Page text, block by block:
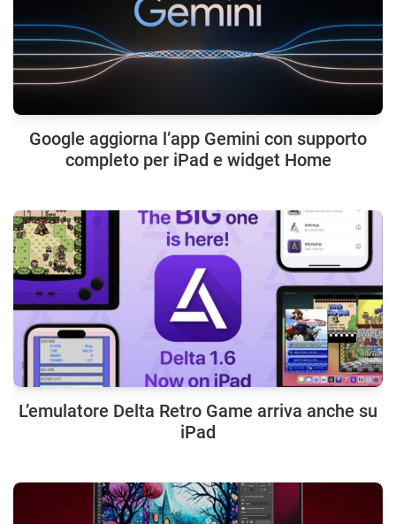
Google aggiorna l’app Gemini con supporto
completo per iPad e widget Home
L’emulatore Delta Retro Game arriva anche su
iPad